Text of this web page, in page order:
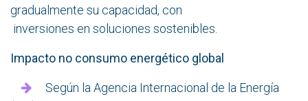
gradualmente su capacidad, con
inversiones en soluciones sostenibles.
Impacto no consumo energético global
Según la Agencia Internacional de la Energía